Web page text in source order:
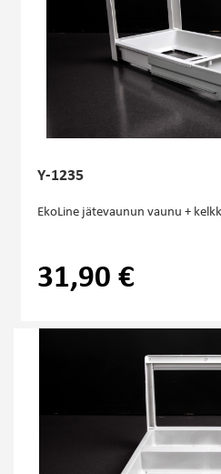
Y-1235
EkoLine jätevaunun vaunu +
31,90 €